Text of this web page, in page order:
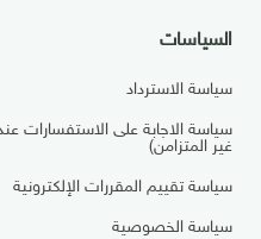
السياسات
سياسة الاسترداد
سياسة الاجابة على الاستفسارات
غير المتزامن)
سياسة تقييم المقررات الإلكترونية
سياسة الخصوصية